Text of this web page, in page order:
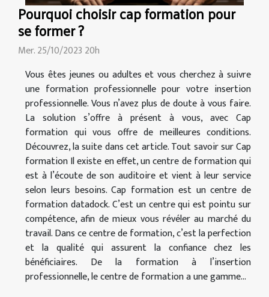
Pourquoi choisir cap formation pour
se former ?
Mer. 25/10/2023 20h
Vous êtes jeunes ou adultes et vous cherchez à suivre
une formation professionnelle pour votre insertion
professionnelle. Vous n’avez plus de doute à vous faire.
La solution s’offre à présent à vous, avec Cap
formation qui vous offre de meilleures conditions.
Découvrez, la suite dans cet article. Tout savoir sur Cap
formation Il existe en effet, un centre de formation qui
est à l’écoute de son auditoire et vient à leur service
selon leurs besoins. Cap formation est un centre de
formation datadock. C’est un centre qui est pointu sur
compétence, afin de mieux vous révéler au marché du
travail. Dans ce centre de formation, c’est la perfection
et la qualité qui assurent la confiance chez les
bénéficiaires. De la formation à l’insertion
professionnelle, le centre de formation a une gamme...